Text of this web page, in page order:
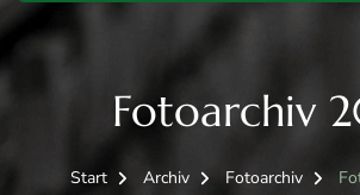
Fotoarchiv
Start Archiv Fotoarchiv